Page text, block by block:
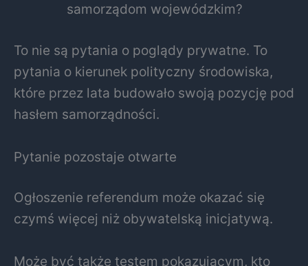
samorządom wojewódzkim?
To nie są pytania o poglądy prywatne. To
pytania o kierunek polityczny środowiska,
które przez lata budowało swoją pozycję pod
hasłem samorządności.
Pytanie pozostaje otwarte
Ogłoszenie referendum może okazać się
czymś więcej niż obywatelską inicjatywą.
Może być także testem pokazującym, kto